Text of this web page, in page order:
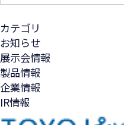
カテゴリ
お知らせ
展示会情報
製品情報
企業情報
IR情報